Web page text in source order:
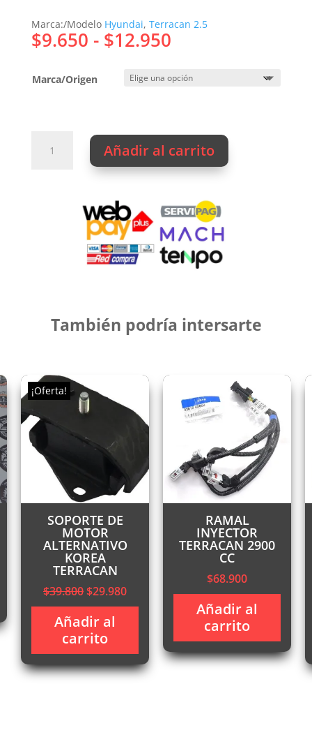
Marca:/Modelo Hyundai, Terracan 2.5
$9.650 - $12.950Rango
precios:
desde
$12.950
Marca/Origen
RODAMIENTO
TENSOR
Añadir al carrito
También podría intersarte
¡Oferta!
SOPORTE DE
MOTOR
ALTERNATIVO
KOREA
TERRACAN
$39.800El
precio
original
era:
$39.800.
$29.980El
precio
$29.980.
Añadir al
carrito
RAMAL
INYECTOR
TERRACAN 2900
CC
$68.900
Añadir al
carrito